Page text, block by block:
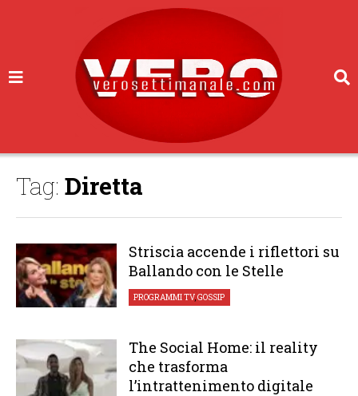
Tag: Diretta
Striscia accende i riflettori su
Ballando con le Stelle
PROGRAMMI TV,GOSSIP
The Social Home: il reality
che trasforma
l’intrattenimento digitale